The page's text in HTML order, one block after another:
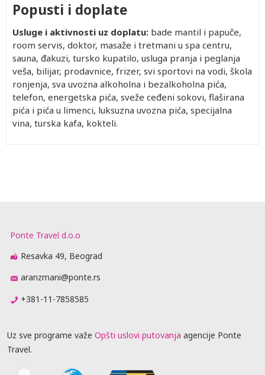
Popusti i doplate
Usluge i aktivnosti uz doplatu: bade mantil i papuče,
room servis, doktor, masaže i tretmani u spa centru,
sauna, đakuzi, tursko kupatilo, usluga pranja i peglanja
veša, bilijar, prodavnice, frizer, svi sportovi na vodi, škola
ronjenja, sva uvozna alkoholna i bezalkoholna pića,
telefon, energetska pića, sveže ceđeni sokovi, flaširana
pića i pića u limenci, luksuzna uvozna pića, specijalna
vina, turska kafa, kokteli.
Ponte Travel d.o.o
Resavka 49, Beograd
aranzmani@ponte.rs
+381-11-7858585
Uz sve programe važe Opšti uslovi putovanja agencije Ponte
Travel.